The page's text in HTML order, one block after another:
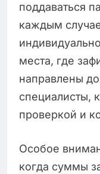
поддаваться
каждым
места, где
направлены
специалисты,
проверкой и
Особое
когда суммы